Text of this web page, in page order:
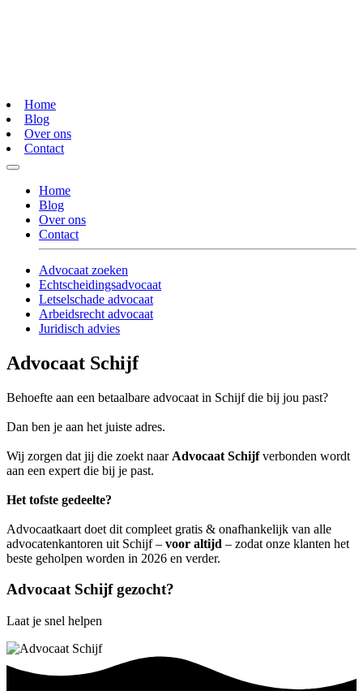
Home
Blog
Over ons
Contact
Home
Blog
Over ons
Contact
Advocaat zoeken
Echtscheidingsadvocaat
Letselschade advocaat
Arbeidsrecht advocaat
Juridisch advies
Advocaat Schijf
Behoefte aan een betaalbare advocaat in Schijf die bij jou past?
Dan ben je aan het juiste adres.
Wij zorgen dat jij die zoekt naar Advocaat Schijfverbonden wordt
aan een expert die bij je past.
Het tofste gedeelte?
Advocaatkaart doet dit compleet gratis & onafhankelijk van alle
advocatenkantoren uit Schijf – voor altijd – zodat onze klanten het
beste geholpen worden in 2026 en verder.
Advocaat Schijf gezocht?
Laat je snel helpen